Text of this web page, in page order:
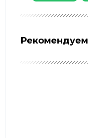
Рекомендуем